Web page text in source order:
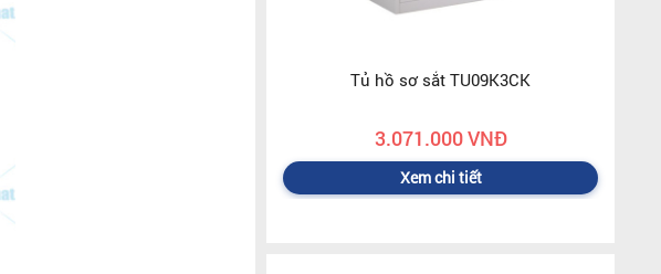
Tủ hồ sơ sắt TU09K3CK
3.071.000 VNĐ
Xem chi tiết